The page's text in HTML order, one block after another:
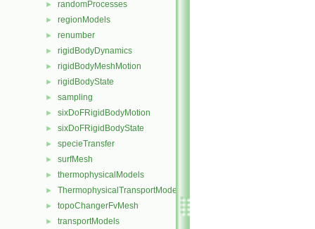
► randomProcesses
► regionModels
► renumber
► rigidBodyDynamics
► rigidBodyMeshMotion
► rigidBodyState
► sampling
► sixDoFRigidBodyMotion
► sixDoFRigidBodyState
► specieTransfer
► surfMesh
► thermophysicalModels
► ThermophysicalTransportModels
► topoChangerFvMesh
► transportModels